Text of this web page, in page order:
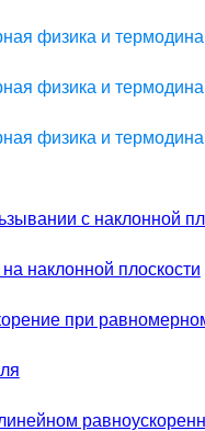
физика и
физика и
физика и
с наклонной
наклонной плоскости
при